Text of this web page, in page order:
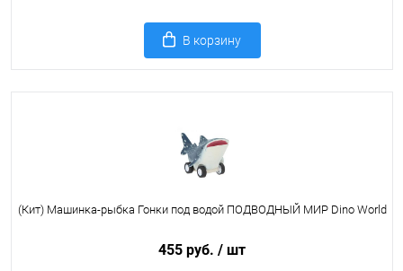
В корзину
(Кит) Машинка-рыбка Гонки под водой ПОДВОДНЫЙ МИР Dino World
455 руб. / шт